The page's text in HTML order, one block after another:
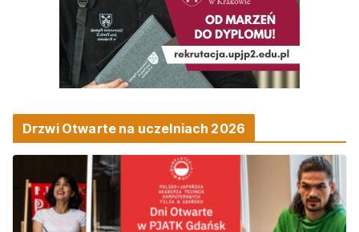
Drzwi Otwarte na uczelniach 2026